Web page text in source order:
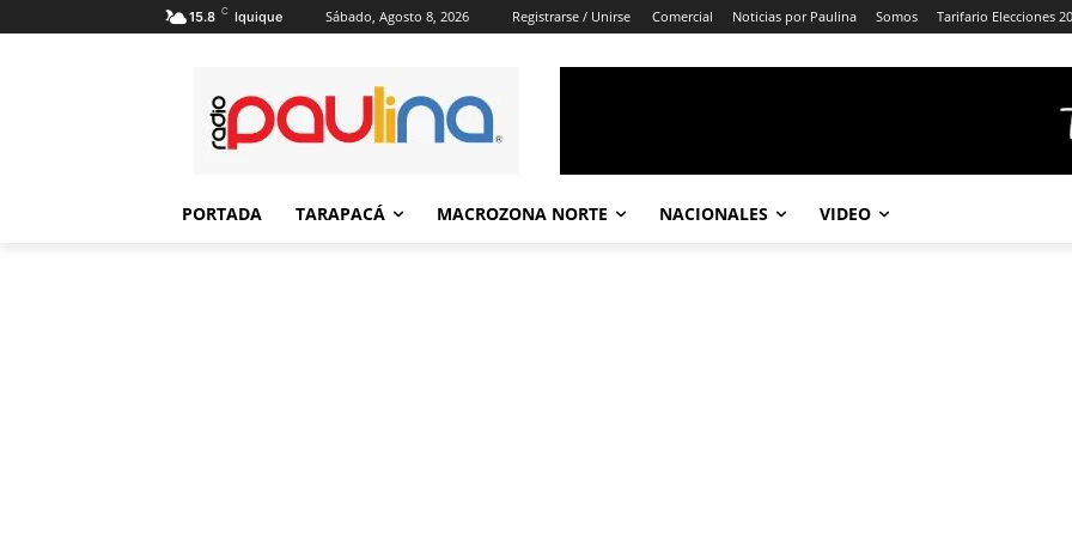
15.8 C Iquique Sábado, Agosto 8, 2026 Registrarse / Unirse Comercial Noticias por Paulina Somos Tarifario Elecciones
PORTADA TARAPACÁ MACROZONA NORTE NACIONALES VIDEO